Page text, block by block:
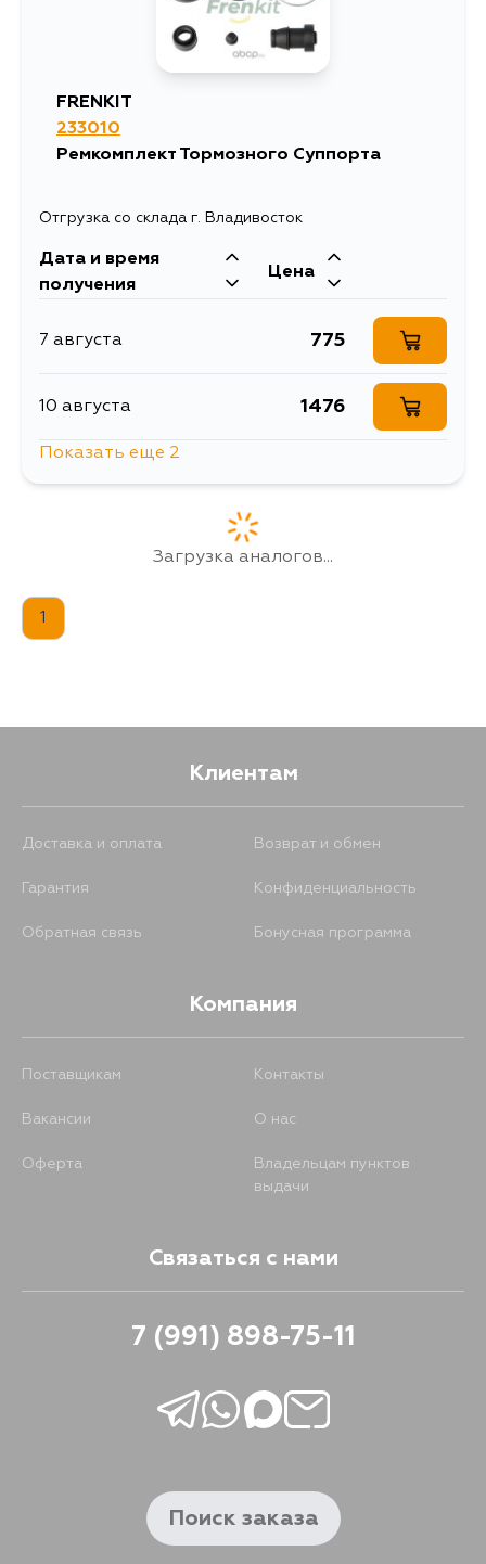
FRENKIT
233010
Ремкомплект Тормозного Суппорта
Отгрузка со склада г. Владивосток
Дата и время
получения
Цена
7 августа 775
10 августа 1476
Показать еще 2
Загрузка аналогов...
1
Клиентам
Доставка и оплата Возврат и обмен
Гарантия Конфиденциальность
Обратная связь Бонусная программа
Компания
Поставщикам Контакты
Вакансии О нас
Оферта
Владельцам пунктов
выдачи
Связаться с нами
7 (991) 898-75-11
Поиск заказа